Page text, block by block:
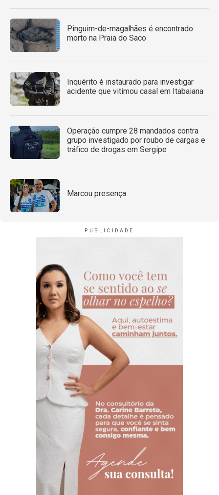
Pinguim-de-magalhães é encontrado
morto na Praia do Saco
Inquérito é instaurado para investigar
acidente que vitimou casal em Itabaiana
Operação cumpre 28 mandados contra
grupo investigado por roubo de cargas e
tráfico de drogas em Sergipe
Marcou presença